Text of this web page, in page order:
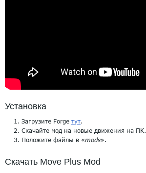
Установка
Загрузите Forge тут.
Скачайте мод на новые движения на ПК.
Положите файлы в «mods».
Скачать Move Plus Mod